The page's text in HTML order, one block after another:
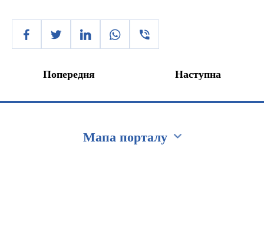
Попередня Наступна
Мапа порталу